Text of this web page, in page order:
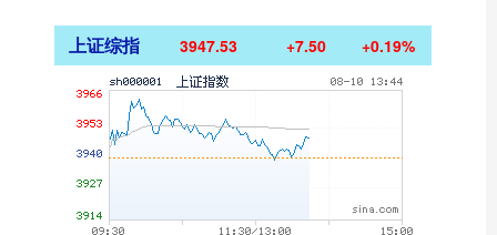
上证综指 3947.53 +7.50 +0.19%